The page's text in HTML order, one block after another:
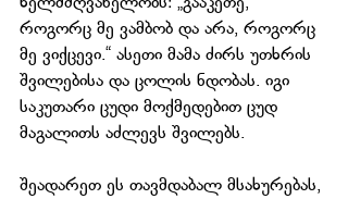
როგორც მე ვამბობ და არა, როგორც
მე ვიქცევი.“ ასეთი მამა ძირს უთხრის
შვილებისა და ცოლის ნდობას. იგი
საკუთარი ცუდი მოქმედებით ცუდ
მაგალითს აძლევს შვილებს.
შეადარეთ ეს თავმდაბალ მსახურებას,